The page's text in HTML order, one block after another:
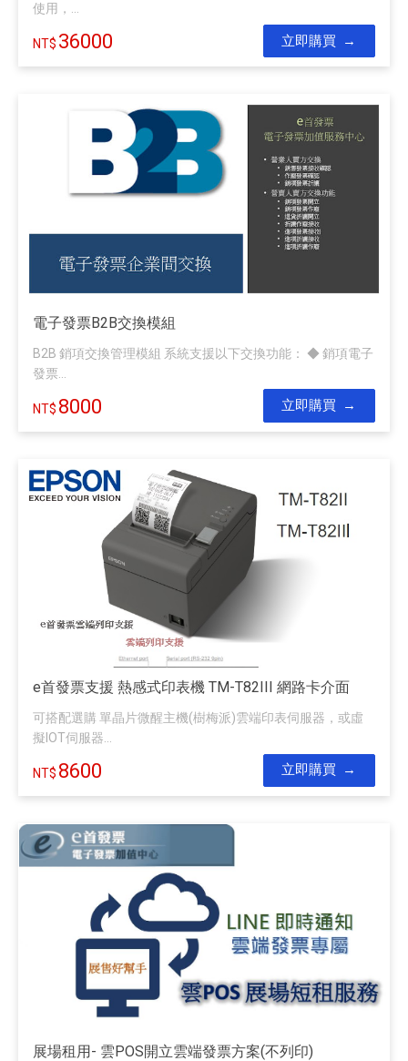
使用，...
36000 立即購買
電子發票B2B交換模組
B2B 銷項交換管理模組 系統支援以下交換功能： ◆ 銷項電子
發票...
8000 立即購買
e首發票支援 熱感式印表機 TM-T82III 網路卡介面
可搭配選購 單晶片微醒主機(樹梅派)雲端印表伺服器，或虛
擬IOT伺服器...
8600 立即購買
展場租用- 雲POS開立雲端發票方案(不列印)